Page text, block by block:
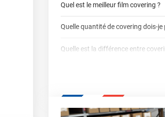
Quel est le meilleur film covering ?
Quelle quantité de covering dois-
calculateur total covering
parechoc arrière, en passant
Multipliez ce résultat par 3.
Quelle est la différence entre
Le covering peut s'enlever à
Est-il possible de retirer un
Quel covering choisir pour une
covering 3D